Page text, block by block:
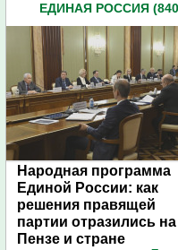
ЕДИНАЯ РОССИЯ
Народная программа
Единой России: как
решения правящей
партии отразились на
Пензе и стране